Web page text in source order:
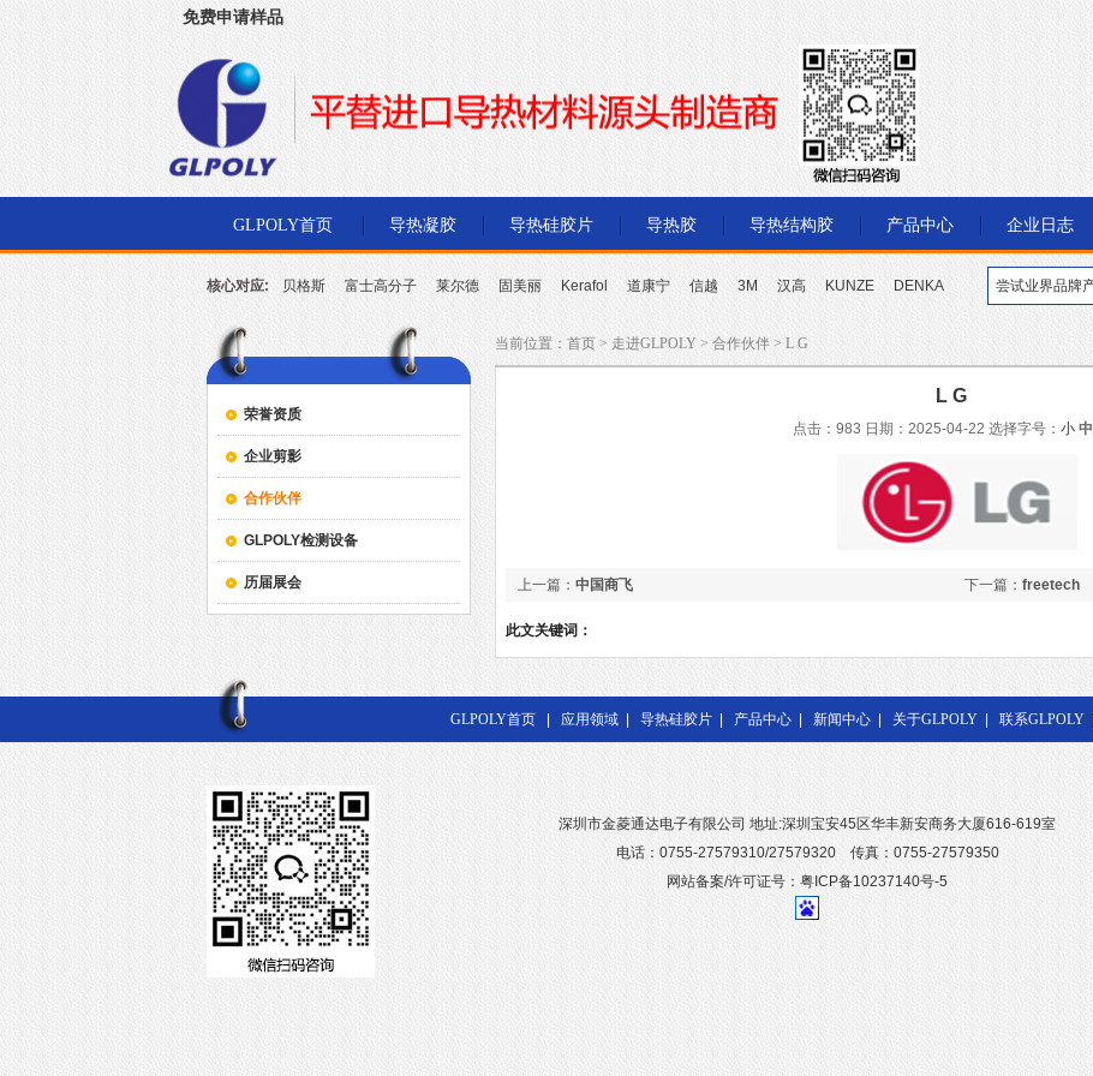
免费申请样品
GLPOLY首页 导热凝胶 导热硅胶片 导热胶 导热结构胶 产品中心 企业日志
核心对应: 贝格斯 富士高分子 莱尔德 固美丽 Kerafol 道康宁 信越 3M 汉高 KUNZE DENKA
北川
荣誉资质
企业剪影
合作伙伴
GLPOLY检测设备
历届展会
当前位置：首页 >走进GLPOLY > 合作伙伴 > L G
L G
点击：983 日期：2025-04-22 选择字号： 小 中
上一篇： 中国商飞 下一篇： freetech
此文关键词：
GLPOLY首页 应用领域 导热硅胶片 产品中心 新闻中心 关于GLPOLY 联系GLPOLY
深圳市金菱通达电子有限公司 地址:深圳宝安45区华丰新安商务大厦616-619室
电话：0755-27579310/27579320 传真：0755-27579350
网站备案/许可证号：粤ICP备10237140号-5